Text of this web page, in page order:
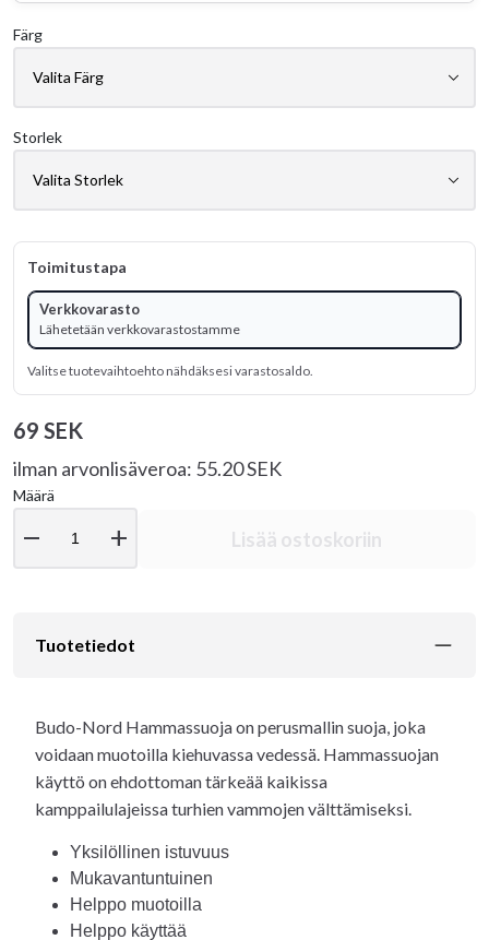
Färg
Storlek
Toimitustapa
Verkkovarasto
Lähetetään verkkovarastostamme
Valitse tuotevaihtoehto nähdäksesi varastosaldo.
69 SEK
ilman arvonlisäveroa: 55.20 SEK
Määrä
remove add Lisää ostoskoriin
Tuotetiedot
Budo-Nord Hammassuoja on perusmallin suoja, joka
voidaan muotoilla kiehuvassa vedessä. Hammassuojan
käyttö on ehdottoman tärkeää kaikissa
kamppailulajeissa turhien vammojen välttämiseksi.
Yksilöllinen istuvuus
Mukavantuntuinen
Helppo muotoilla
Helppo käyttää